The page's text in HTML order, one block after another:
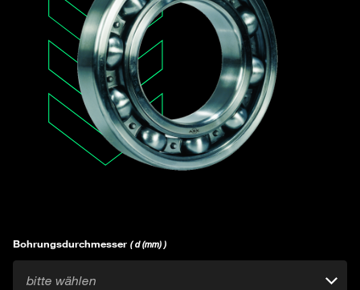
Bohrungsdurchmesser ( d (mm) )
bitte wählen